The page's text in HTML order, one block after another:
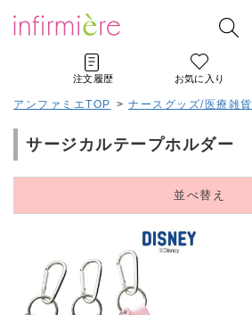
注文履歴 お気に入り
アンファミエTOP > ナースグッズ/医療雑貨
サージカルテープホルダー
並べ替え